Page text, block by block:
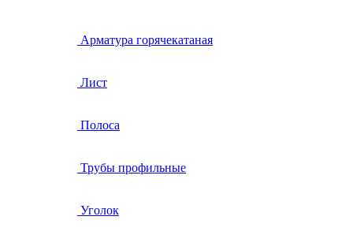
Арматура горячекатаная
Лист
Полоса
Трубы профильные
Уголок